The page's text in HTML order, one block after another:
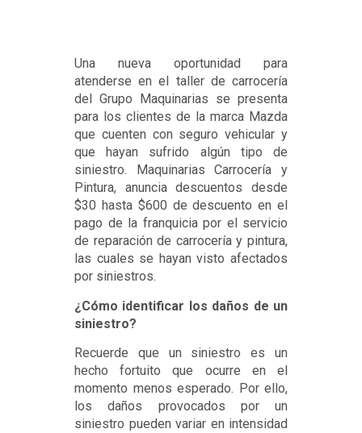
Una nueva oportunidad para
atenderse en el taller de carrocería
del Grupo Maquinarias se presenta
para los clientes de la marca Mazda
que cuenten con seguro vehicular y
que hayan sufrido algún tipo de
siniestro. Maquinarias Carrocería y
Pintura, anuncia descuentos desde
$30 hasta $600 de descuento en el
pago de la franquicia por el servicio
de reparación de carrocería y pintura,
las cuales se hayan visto afectados
por siniestros.
¿Cómo identificar los daños de un
siniestro?
Recuerde que un siniestro es un
hecho fortuito que ocurre en el
momento menos esperado. Por ello,
los daños provocados por un
siniestro pueden variar en intensidad